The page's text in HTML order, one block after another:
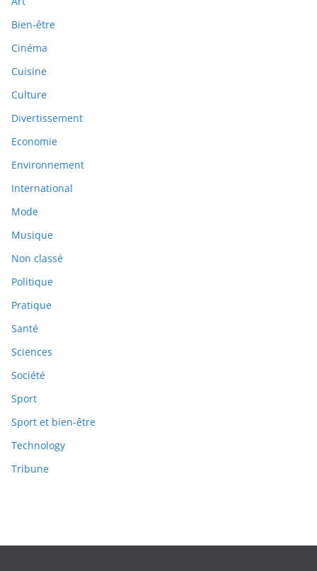
Bien-être
Cinéma
Cuisine
Culture
Divertissement
Economie
Environnement
International
Mode
Musique
Non classé
Politique
Pratique
Santé
Sciences
Société
Sport
Sport et bien-être
Technology
Tribune